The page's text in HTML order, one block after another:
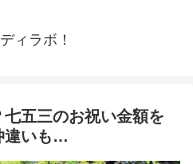
ィラボ！
五三のお祝い金額を
違いも…